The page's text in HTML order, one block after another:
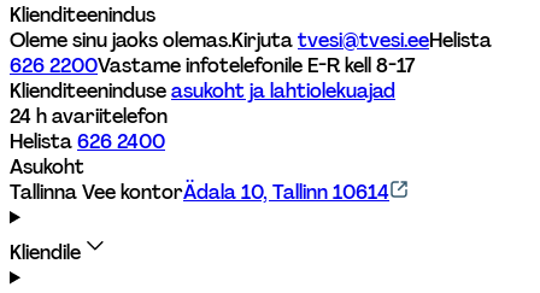
Klienditeenindus
Oleme sinu jaoks olemas.Kirjuta tvesi@tvesi.eeHelista
626 2200Vastame infotelefonile E-R kell 8-17
Klienditeeninduse asukoht ja lahtiolekuajad
24 h avariitelefon
Helista 626 2400
Asukoht
Tallinna Vee kontorÄdala 10, Tallinn 10614
Kliendile